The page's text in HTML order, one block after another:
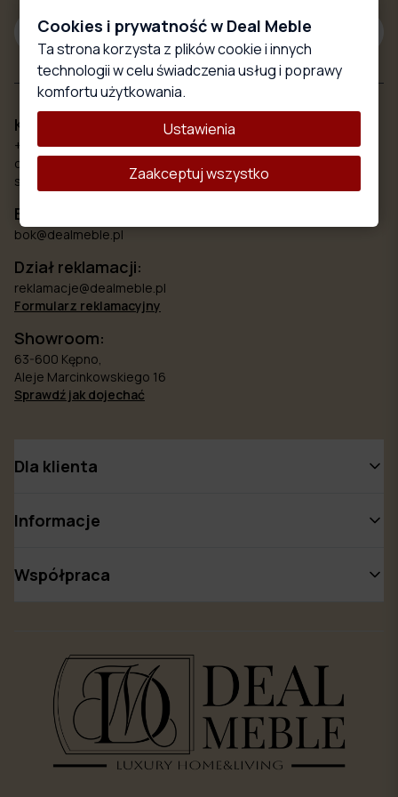
Subskrybuj
Kontakt
+48 579 777 748
od poniedziałku do piątku 8.00 - 18:00
sobota 10:00 - 15:00
Biuro obsługi klienta:
bok@dealmeble.pl
Dział reklamacji:
reklamacje@dealmeble.pl
Formularz reklamacyjny
Showroom:
63-600 Kępno,
Aleje Marcinkowskiego 16
Sprawdź jak dojechać
Dla klienta
Informacje
Współpraca
Cookies i prywatność w Deal Meble
Ta strona korzysta z plików cookie i innych
technologii w celu świadczenia usług i poprawy
komfortu użytkowania.
Ustawienia
Zaakceptuj wszystko